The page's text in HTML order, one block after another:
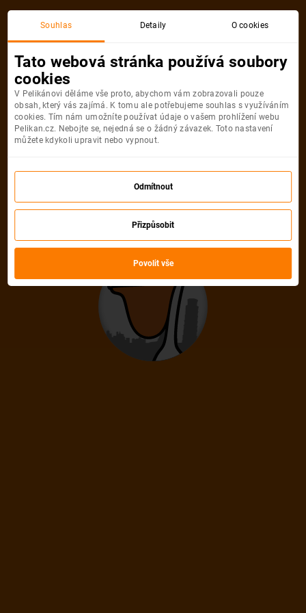
Akční letenka
Litujeme, akční letenka do města už
není dostupná
Vybrat jinou akční letenku
Souhlas Detaily O cookies
Tato webová stránka používá soubory
cookies
V Pelikánovi děláme vše proto, abychom vám zobrazovali pouze
obsah, který vás zajímá. K tomu ale potřebujeme souhlas s využíváním
cookies. Tím nám umožníte používat údaje o vašem prohlížení webu
Pelikan.cz. Nebojte se, nejedná se o žádný závazek. Toto nastavení
můžete kdykoli upravit nebo vypnout.
Odmítnout
Přizpůsobit
Povolit vše